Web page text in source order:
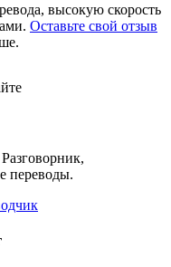
высокую скорость
Оставьте свой отзыв
переводы.